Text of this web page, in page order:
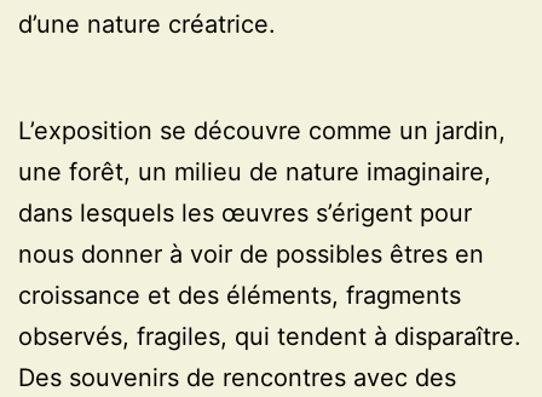
d’une nature créatrice.
L’exposition se découvre comme un jardin,
une forêt, un milieu de nature imaginaire,
dans lesquels les œuvres s’érigent pour
nous donner à voir de possibles êtres en
croissance et des éléments, fragments
observés, fragiles, qui tendent à disparaître.
Des souvenirs de rencontres avec des